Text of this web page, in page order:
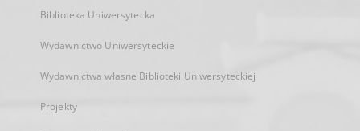
Biblioteka Uniwersytecka
Wydawnictwo Uniwersyteckie
Wydawnictwa własne Biblioteki Uniwersyteckiej
Projekty